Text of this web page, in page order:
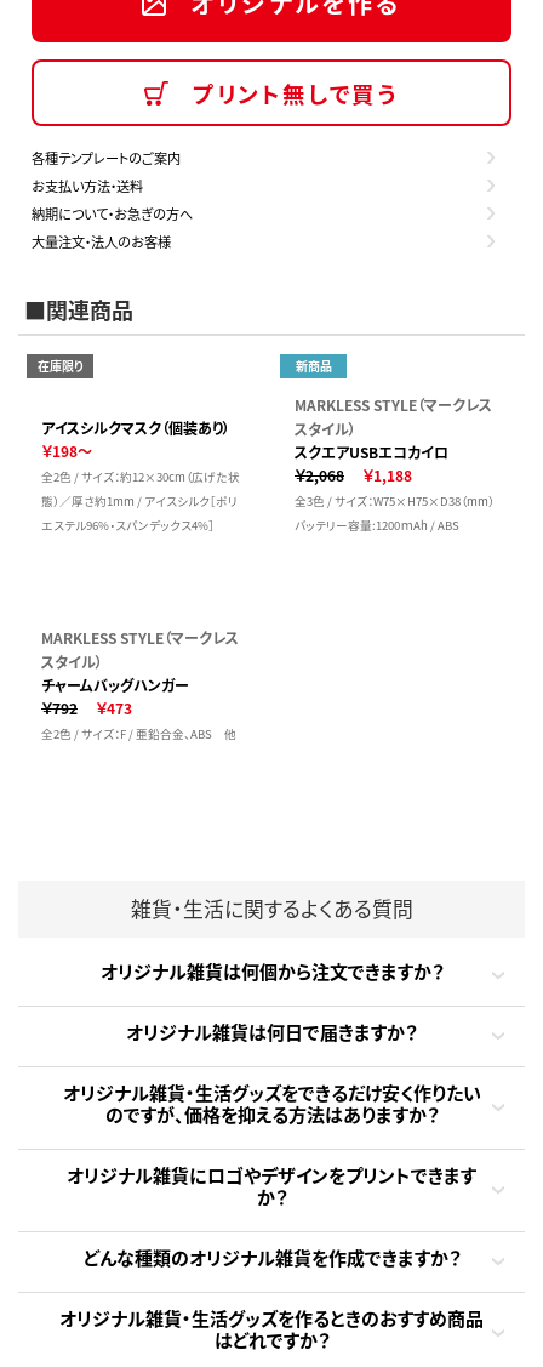
プリント無しで買う
各種テンプレートのご案内
お支払い方法・送料
納期について・お急ぎの方へ
大量注文・法人のお客様
■関連商品
在庫限り
アイスシルクマスク（個装あり）
￥198～
全2色 / サイズ：約12×30cm（広げた状
態）／厚さ約1mm / アイスシルク［ポリ
エステル96%・スパンデックス4%］
新商品
MARKLESS STYLE（マークレス
スタイル）
スクエアUSBエコカイロ
￥2,068
￥1,188
全3色 / サイズ：W75×H75×D38（mm）
バッテリー容量:1200ｍAh / ABS
MARKLESS STYLE（マークレス
スタイル）
チャームバッグハンガー
￥792
￥473
全2色 / サイズ：F / 亜鉛合金、ABS 他
雑貨・生活に関するよくある質問
オリジナル雑貨は何個から注文できますか？
オリジナル雑貨は何日で届きますか？
オリジナル雑貨・生活グッズをできるだけ安く作りたい
のですが、価格を抑える方法はありますか？
オリジナル雑貨にロゴやデザインをプリントできます
か？
どんな種類のオリジナル雑貨を作成できますか？
オリジナル雑貨・生活グッズを作るときのおすすめ商品
はどれですか？